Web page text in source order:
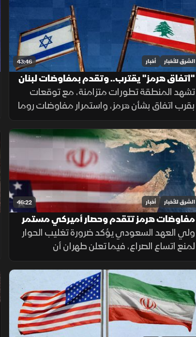
43:46 الشرق للأخبار أخبار
"اتفاق هرمز" يقترب.. وتقدم بمفاوضات لبنان
وإسرائيل
تشهد المنطقة تطورات متزامنة، مع توقعات
بقرب اتفاق بشأن هرمز، واستمرار مفاوضات روما
حول لبنان، بالتوازي مع غارات إسرائيلية على
الجنوب، وتحذيرات عربية من التصعيد في القدس
المحتلة.
46:22 الشرق للأخبار أخبار
مفاوضات هرمز تتقدم وحصار أميركي مستمر
على إيران
ولي العهد السعودي يؤكد ضرورة تغليب الحوار
لمنع اتساع الصراع، فيما تعلن طهران أن
مفاوضاتها مع سلطنة عمان بشأن مضيق هرمز
دخلت مراحلها النهائية.